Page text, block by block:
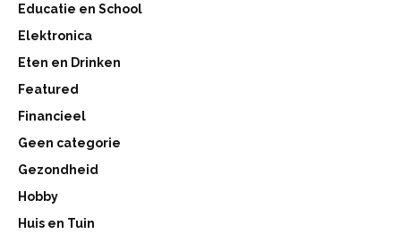
Educatie en School
Elektronica
Eten en Drinken
Featured
Financieel
Geen categorie
Gezondheid
Hobby
Huis en Tuin